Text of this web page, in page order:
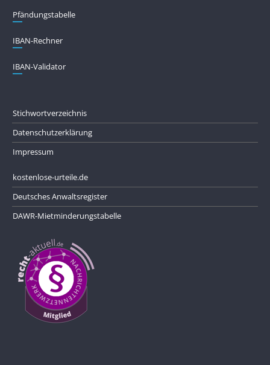
Pfändungs­tabelle
IBAN-Rechner
IBAN-Validator
Stichwortverzeichnis
Datenschutzerklärung
Impressum
kostenlose-urteile.de
Deutsches Anwaltsregister
DAWR-Mietminderungstabelle